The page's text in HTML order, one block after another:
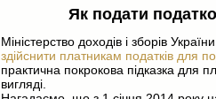
Як подати
Міністерство доходів і зборів
здійснити платникам податків для
практична покрокова підказка для
вигляді.